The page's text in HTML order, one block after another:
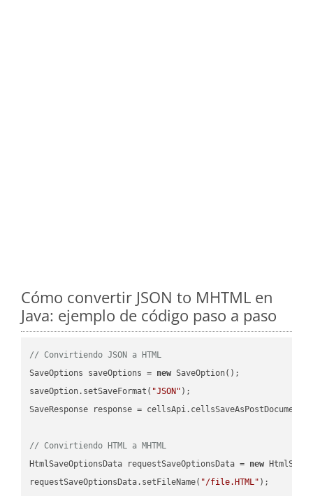
Cómo convertir JSON to MHTML en
Java: ejemplo de código paso a paso
// Convirtiendo JSON a HTML
SaveOptions saveOptions = new SaveOption();
saveOption.setSaveFormat( "JSON" );
SaveResponse response =
// Convirtiendo HTML a MHTML
HtmlSaveOptionsData requestSaveOptionsData = new
requestSaveOptionsData.setFileName( "/file.HTML" );